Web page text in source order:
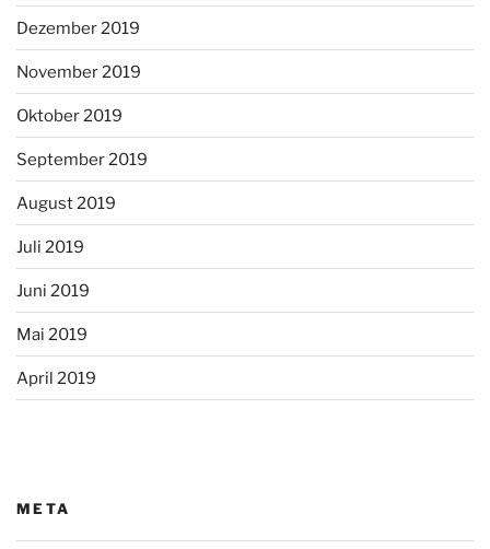
Dezember 2019
November 2019
Oktober 2019
September 2019
August 2019
Juli 2019
Juni 2019
Mai 2019
April 2019
META